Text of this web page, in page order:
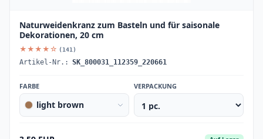
Naturweidenkranz zum Basteln und für saisonale
Dekorationen, 20 cm
★★★★☆ (141)
Artikel-Nr.: SK_800031_112359_220661
FARBE
light brown
VERPACKUNG